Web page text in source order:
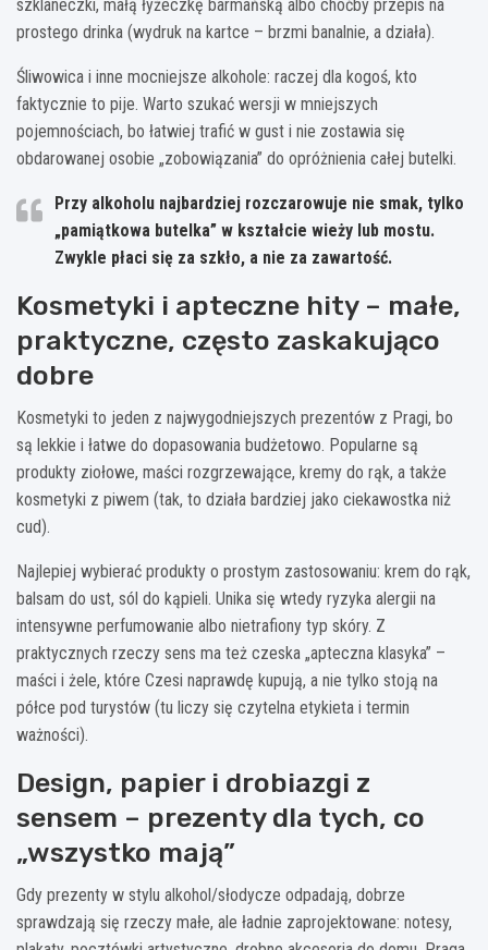
szklaneczki, małą łyżeczkę barmańską albo choćby przepis na
prostego drinka (wydruk na kartce – brzmi banalnie, a działa).
Śliwowica i inne mocniejsze alkohole: raczej dla kogoś, kto
faktycznie to pije. Warto szukać wersji w mniejszych
pojemnościach, bo łatwiej trafić w gust i nie zostawia się
obdarowanej osobie „zobowiązania” do opróżnienia całej butelki.
Przy alkoholu najbardziej rozczarowuje nie smak, tylko
„pamiątkowa butelka” w kształcie wieży lub mostu.
Zwykle płaci się za szkło, a nie za zawartość.
Kosmetyki i apteczne hity – małe,
praktyczne, często zaskakująco
dobre
Kosmetyki to jeden z najwygodniejszych prezentów z Pragi, bo
są lekkie i łatwe do dopasowania budżetowo. Popularne są
produkty ziołowe, maści rozgrzewające, kremy do rąk, a także
kosmetyki z piwem (tak, to działa bardziej jako ciekawostka niż
cud).
Najlepiej wybierać produkty o prostym zastosowaniu: krem do rąk,
balsam do ust, sól do kąpieli. Unika się wtedy ryzyka alergii na
intensywne perfumowanie albo nietrafiony typ skóry. Z
praktycznych rzeczy sens ma też czeska „apteczna klasyka” –
maści i żele, które Czesi naprawdę kupują, a nie tylko stoją na
półce pod turystów (tu liczy się czytelna etykieta i termin
ważności).
Design, papier i drobiazgi z
sensem – prezenty dla tych, co
„wszystko mają”
Gdy prezenty w stylu alkohol/słodycze odpadają, dobrze
sprawdzają się rzeczy małe, ale ładnie zaprojektowane: notesy,